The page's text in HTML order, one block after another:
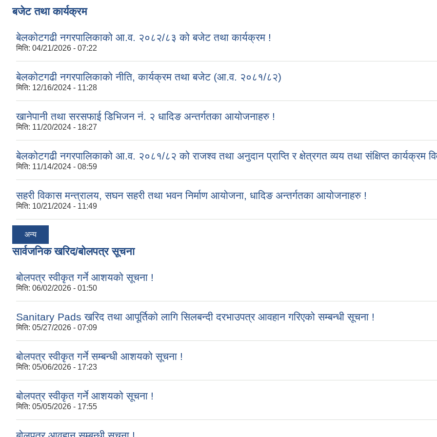
बजेट तथा कार्यक्रम
बेलकोटगढी नगरपालिकाको आ.व. २०८२/८३ को बजेट तथा कार्यक्रम !
मिति: 04/21/2026 - 07:22
बेलकोटगढी नगरपालिकाको नीति, कार्यक्रम तथा बजेट (आ.व. २०८१/८२)
मिति: 12/16/2024 - 11:28
खानेपानी तथा सरसफाई डिभिजन नं. २ धादिङ अन्तर्गतका आयोजनाहरु !
मिति: 11/20/2024 - 18:27
बेलकोटगढी नगरपालिकाको आ.व. २०८१/८२ को राजश्व तथा अनुदान प्राप्ति र क्षेत्रगत व्यय तथा संक्षिप्त कार्यक्रम
मिति: 11/14/2024 - 08:59
सहरी विकास मन्त्रालय, सघन सहरी तथा भवन निर्माण आयोजना, धादिङ अन्तर्गतका आयोजनाहरु !
मिति: 10/21/2024 - 11:49
अन्य
सार्वजनिक खरिद/बोलपत्र सूचना
बोलपत्र स्वीकृत गर्ने आशयको सूचना !
मिति: 06/02/2026 - 01:50
Sanitary Pads खरिद तथा आपूर्तिको लागि सिलबन्दी दरभाउपत्र आवहान गरिएको सम्बन्धी सूचना !
मिति: 05/27/2026 - 07:09
बोलपत्र स्वीकृत गर्ने सम्बन्धी आशयको सूचना !
मिति: 05/06/2026 - 17:23
बोलपत्र स्वीकृत गर्ने आशयको सूचना !
मिति: 05/05/2026 - 17:55